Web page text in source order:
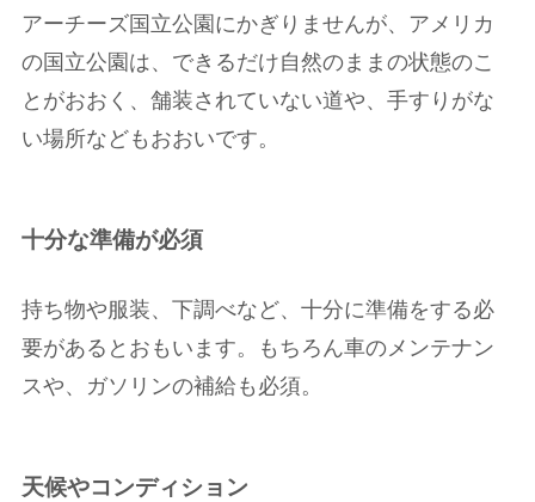
アーチーズ国立公園にかぎりませんが、アメリカ
の国立公園は、できるだけ自然のままの状態のこ
とがおおく、舗装されていない道や、手すりがな
い場所などもおおいです。
十分な準備が必須
持ち物や服装、下調べなど、十分に準備をする必
要があるとおもいます。もちろん車のメンテナン
スや、ガソリンの補給も必須。
天候やコンディション